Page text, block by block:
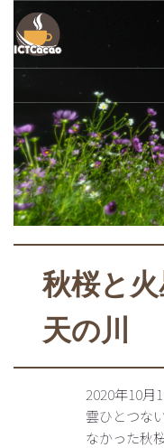
秋桜と火
天の川
2020年10
雲ひとつな
なかった秋